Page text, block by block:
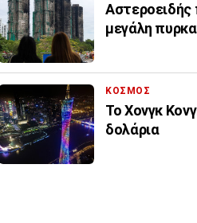
μεγάλη
ΚΟΣΜΟΣ
Το Χονγκ
δολάρια